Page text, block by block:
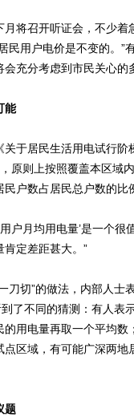
召开听证会，不少着
民用户电价是不变的。
会充分考虑到市民关心
能
居民生活用电试行阶
原则上按照覆盖本区域
户数占居民总户数的比
月均用电量’是一个很
定差距甚大。”
切”的做法，内部人士表
到了不同的猜测：有人
的用电量再取一个平均
点区域，有可能广深两
题